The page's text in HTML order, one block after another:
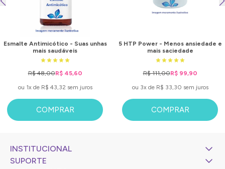
Esmalte Antimicótico - Suas unhas
mais saudáveis
R$ 48,00R$ 45,60
ou 1x de R$ 43,32 sem juros
COMPRAR
5 HTP Power - Menos ansiedade e
mais saciedade
R$ 111,00R$ 99,90
ou 3x de R$ 33,30 sem juros
COMPRAR
INSTITUCIONAL
SUPORTE